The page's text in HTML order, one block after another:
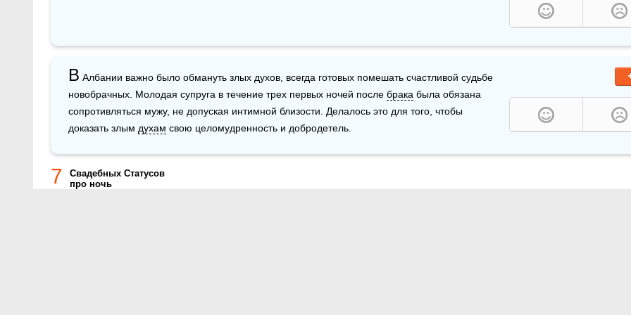
В Албании важно было обмануть злых духов, всегда готовых помешать счастливой судьбе
новобрачных. Молодая супруга в течение трех первых ночей после брака была обязана
сопротивляться мужу, не допуская интимной близости. Делалось это для того, чтобы
доказать злым духам свою целомудренность и добродетель.
7
Cвадебных Статусов
про ночь